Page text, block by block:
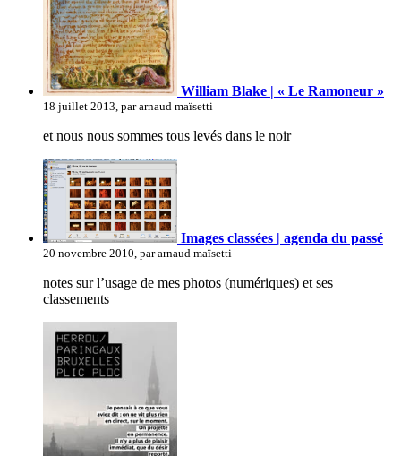
William Blake | « Le Ramoneur »
18 juillet 2013, par arnaud maïsetti
et nous nous sommes tous levés dans le noir
Images classées | agenda du passé
20 novembre 2010, par arnaud maïsetti
notes sur l’usage de mes photos (numériques) et ses
classements